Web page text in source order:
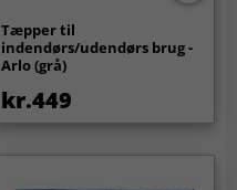
Tæpper til
indendørs/udendørs brug -
Arlo (grå)
kr.449